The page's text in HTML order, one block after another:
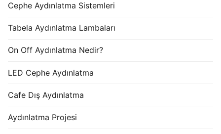
Cephe Aydınlatma Sistemleri
Tabela Aydınlatma Lambaları
On Off Aydınlatma Nedir?
LED Cephe Aydınlatma
Cafe Dış Aydınlatma
Aydınlatma Projesi